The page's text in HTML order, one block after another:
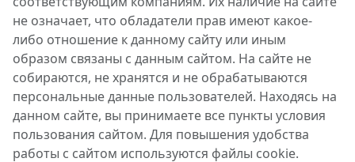
не означает, что обладатели прав имеют какое-
либо отношение к данному сайту или иным
образом связаны с данным сайтом. На сайте не
собираются, не хранятся и не обрабатываются
персональные данные пользователей. Находясь на
данном сайте, вы принимаете все пункты условия
пользования сайтом. Для повышения удобства
работы с сайтом используются файлы cookie.